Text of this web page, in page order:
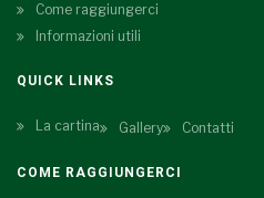
Come raggiungerci
Informazioni utili
QUICK LINKS
La cartina Gallery Contatti
COME RAGGIUNGERCI